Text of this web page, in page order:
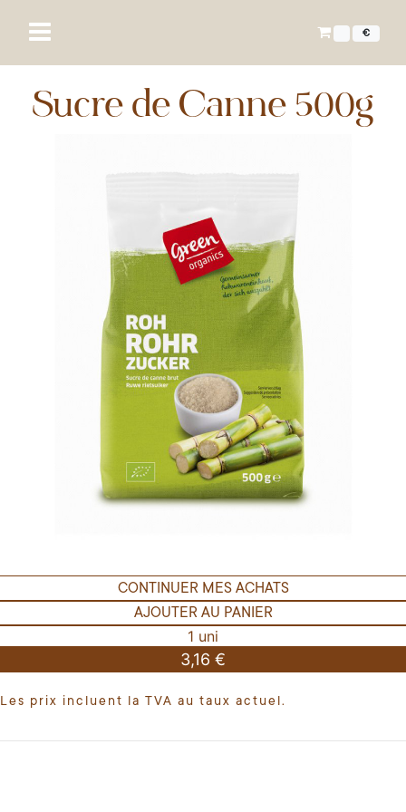
€
Sucre de Canne 500g
CONTINUER MES ACHATS
AJOUTER AU PANIER
1 uni
3,16 €
Les prix incluent la TVA au taux actuel.